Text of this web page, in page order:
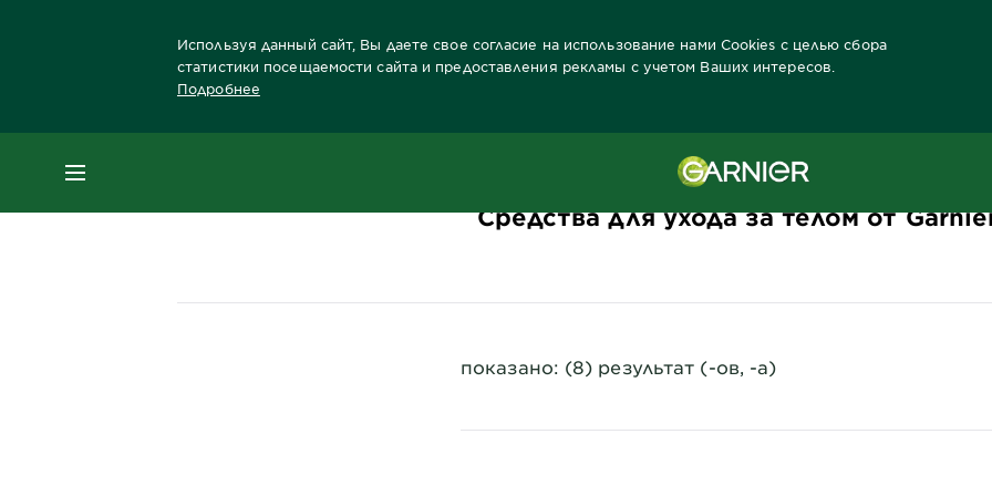
Используя данный сайт, Вы даете свое согласие на использование нами Cookies с целью сбора
статистики посещаемости сайта и предоставления рекламы с учетом Ваших интересов.
Подробнее
МЕНЮ
Средства для ухода за телом от
показано: (8) результат (-ов, -а)